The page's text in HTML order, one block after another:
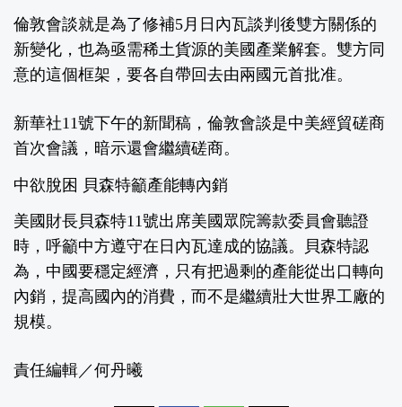
倫敦會談就是為了修補5月日內瓦談判後雙方關係的
新變化，也為亟需稀土貨源的美國產業解套。雙方同
意的這個框架，要各自帶回去由兩國元首批准。
新華社11號下午的新聞稿，倫敦會談是中美經貿磋商
首次會議，暗示還會繼續磋商。
中欲脫困 貝森特籲產能轉內銷
美國財長貝森特11號出席美國眾院籌款委員會聽證
時，呼籲中方遵守在日內瓦達成的協議。貝森特認
為，中國要穩定經濟，只有把過剩的產能從出口轉向
內銷，提高國內的消費，而不是繼續壯大世界工廠的
規模。
責任編輯／何丹曦